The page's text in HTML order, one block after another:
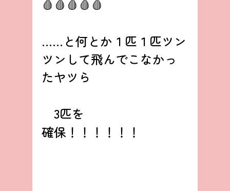
🩸🩸🩸🩸🩸
……と何とか１匹１匹ツン
ツンして飛んでこなかっ
たヤツら
3匹を
確保！！！！！！